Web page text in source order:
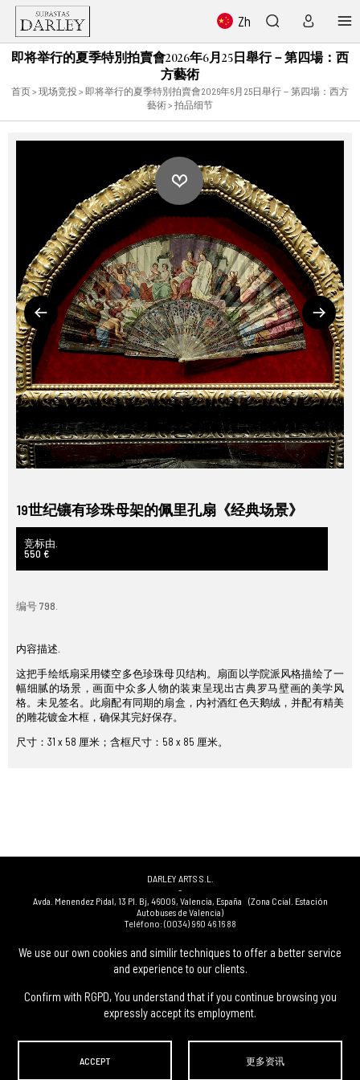
We use our own cookies and similir techniques to offer a better service
and experience to our clients.
Confirm with RGPD, You understand that if you continue browsing you
expressly accept its employment.
ACCEPT 更多资讯
Zh
即将举行的夏季特別拍賣會2026年6月25日舉行－第四場：西
方藝術
首页> 现场竞投 > 即将举行的夏季特別拍賣會2026年6月25日舉行－第四場：西方
藝術> 拍品细节
19世纪镶有珍珠母架的佩里孔扇《经典场景》
竞标由.
550 €
编号 798.
内容描述.
这把手绘纸扇采用镂空多色珍珠母贝结构。扇面以学院派风格描绘了一
幅细腻的场景，画面中众多人物的装束呈现出古典罗马壁画的美学风
格。未见签名。此扇配有同期的扇盒，内衬酒红色天鹅绒，并配有精美
的雕花镀金木框，确保其完好保存。
尺寸：31 x 58 厘米；含框尺寸：58 x 85 厘米。
DARLEY ARTS S.L.
-
Avda. Menendez Pidal, 13 Pl. Bj, 46009, Valencia, España (Zona Ccial. Estación
Autobuses de Valencia)
Teléfono:(0034) 960 46 16 88
(0034) 963 40 48 21
-
(0034) 669 53 68 89 (solo WhatsApp)
info@subastasdarley.com